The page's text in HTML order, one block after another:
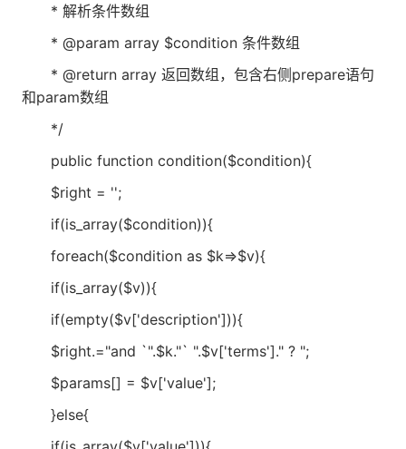
* 解析条件数组
* @param array $condition 条件数组
* @return array 返回数组，包含右侧prepare语句
和param数组
*/
public function condition($condition){
$right = '';
if(is_array($condition)){
foreach($condition as $k=>$v){
if(is_array($v)){
if(empty($v['description'])){
$right.="and `".$k."` ".$v['terms']." ? ";
$params[] = $v['value'];
}else{